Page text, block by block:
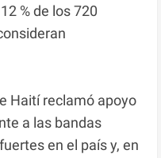
% de los 720
Haití reclamó apoyo
a las bandas
en el país y, en